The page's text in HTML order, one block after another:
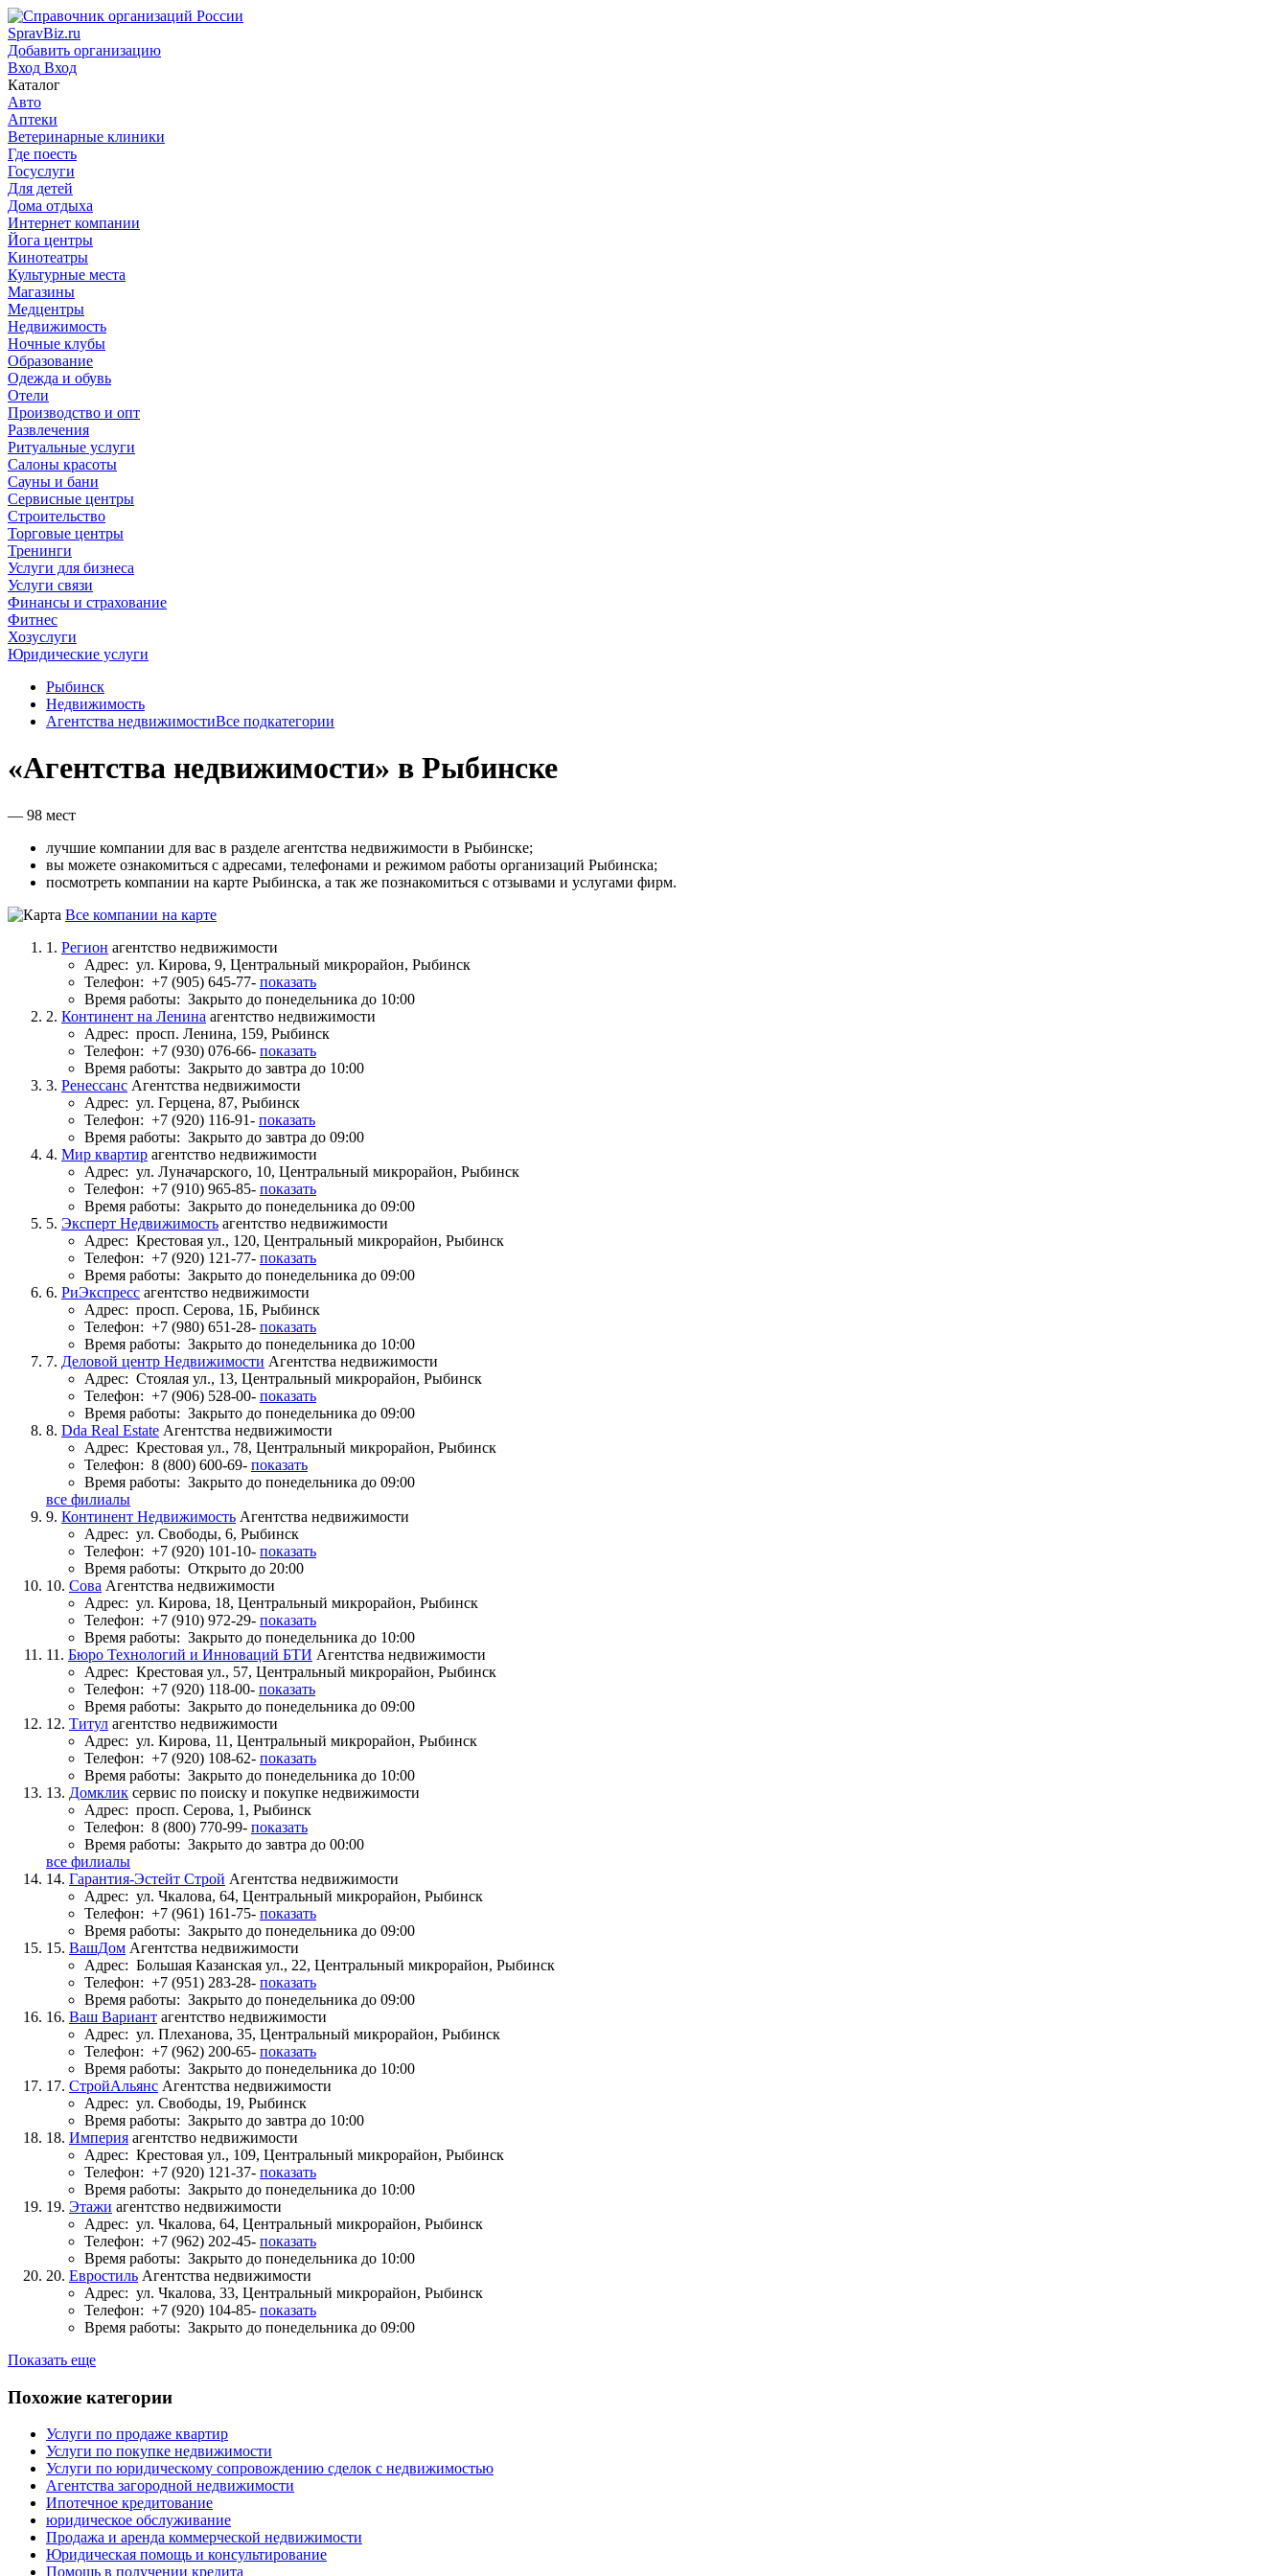
SpravBiz.ru
Добавить организацию
Вход Вход
Каталог
Авто
Аптеки
Ветеринарные клиники
Где поесть
Госуслуги
Для детей
Дома отдыха
Интернет компании
Йога центры
Кинотеатры
Культурные места
Магазины
Медцентры
Недвижимость
Ночные клубы
Образование
Одежда и обувь
Отели
Производство и опт
Развлечения
Ритуальные услуги
Салоны красоты
Сауны и бани
Сервисные центры
Строительство
Торговые центры
Тренинги
Услуги для бизнеса
Услуги связи
Финансы и страхование
Фитнес
Хозуслуги
Юридические услуги
Рыбинск
Недвижимость
Агентства недвижимостиВсе подкатегории
«Агентства недвижимости» в Рыбинске
— 98 мест
лучшие компании для вас в разделе агентства недвижимости в Рыбинске;
вы можете ознакомиться с адресами, телефонами и режимом работы организаций Рыбинска;
посмотреть компании на карте Рыбинска, а так же познакомиться с отзывами и услугами фирм.
Все компании на карте
1. Регион агентство недвижимости
Адрес: ул. Кирова, 9, Центральный микрорайон, Рыбинск
Телефон: +7 (905) 645-77- показать
Время работы: Закрыто до понедельника до 10:00
2. Континент на Ленина агентство недвижимости
Адрес: просп. Ленина, 159, Рыбинск
Телефон: +7 (930) 076-66- показать
Время работы: Закрыто до завтра до 10:00
3. Ренессанс Агентства недвижимости
Адрес: ул. Герцена, 87, Рыбинск
Телефон: +7 (920) 116-91- показать
Время работы: Закрыто до завтра до 09:00
4. Мир квартир агентство недвижимости
Адрес: ул. Луначарского, 10, Центральный микрорайон, Рыбинск
Телефон: +7 (910) 965-85- показать
Время работы: Закрыто до понедельника до 09:00
5. Эксперт Недвижимость агентство недвижимости
Адрес: Крестовая ул., 120, Центральный микрорайон, Рыбинск
Телефон: +7 (920) 121-77- показать
Время работы: Закрыто до понедельника до 09:00
6. РиЭкспресс агентство недвижимости
Адрес: просп. Серова, 1Б, Рыбинск
Телефон: +7 (980) 651-28- показать
Время работы: Закрыто до понедельника до 10:00
7. Деловой центр Недвижимости Агентства недвижимости
Адрес: Стоялая ул., 13, Центральный микрорайон, Рыбинск
Телефон: +7 (906) 528-00- показать
Время работы: Закрыто до понедельника до 09:00
8. Dda Real Estate Агентства недвижимости
Адрес: Крестовая ул., 78, Центральный микрорайон, Рыбинск
Телефон: 8 (800) 600-69- показать
Время работы: Закрыто до понедельника до 09:00
все филиалы
9. Континент Недвижимость Агентства недвижимости
Адрес: ул. Свободы, 6, Рыбинск
Телефон: +7 (920) 101-10- показать
Время работы: Открыто до 20:00
10. Сова Агентства недвижимости
Адрес: ул. Кирова, 18, Центральный микрорайон, Рыбинск
Телефон: +7 (910) 972-29- показать
Время работы: Закрыто до понедельника до 10:00
11. Бюро Технологий и Инноваций БТИ Агентства недвижимости
Адрес: Крестовая ул., 57, Центральный микрорайон, Рыбинск
Телефон: +7 (920) 118-00- показать
Время работы: Закрыто до понедельника до 09:00
12. Титул агентство недвижимости
Адрес: ул. Кирова, 11, Центральный микрорайон, Рыбинск
Телефон: +7 (920) 108-62- показать
Время работы: Закрыто до понедельника до 10:00
13. Домклик сервис по поиску и покупке недвижимости
Адрес: просп. Серова, 1, Рыбинск
Телефон: 8 (800) 770-99- показать
Время работы: Закрыто до завтра до 00:00
все филиалы
14. Гарантия-Эстейт Строй Агентства недвижимости
Адрес: ул. Чкалова, 64, Центральный микрорайон, Рыбинск
Телефон: +7 (961) 161-75- показать
Время работы: Закрыто до понедельника до 09:00
15. ВашДом Агентства недвижимости
Адрес: Большая Казанская ул., 22, Центральный микрорайон, Рыбинск
Телефон: +7 (951) 283-28- показать
Время работы: Закрыто до понедельника до 09:00
16. Ваш Вариант агентство недвижимости
Адрес: ул. Плеханова, 35, Центральный микрорайон, Рыбинск
Телефон: +7 (962) 200-65- показать
Время работы: Закрыто до понедельника до 10:00
17. СтройАльянс Агентства недвижимости
Адрес: ул. Свободы, 19, Рыбинск
Время работы: Закрыто до завтра до 10:00
18. Империя агентство недвижимости
Адрес: Крестовая ул., 109, Центральный микрорайон, Рыбинск
Телефон: +7 (920) 121-37- показать
Время работы: Закрыто до понедельника до 10:00
19. Этажи агентство недвижимости
Адрес: ул. Чкалова, 64, Центральный микрорайон, Рыбинск
Телефон: +7 (962) 202-45- показать
Время работы: Закрыто до понедельника до 10:00
20. Евростиль Агентства недвижимости
Адрес: ул. Чкалова, 33, Центральный микрорайон, Рыбинск
Телефон: +7 (920) 104-85- показать
Время работы: Закрыто до понедельника до 09:00
Показать еще
Похожие категории
Услуги по продаже квартир
Услуги по покупке недвижимости
Услуги по юридическому сопровождению сделок с недвижимостью
Агентства загородной недвижимости
Ипотечное кредитование
юридическое обслуживание
Продажа и аренда коммерческой недвижимости
Юридическая помощь и консультирование
Помощь в получении кредита